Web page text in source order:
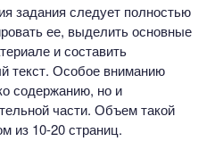
задания следует полностью
ее, выделить основные
и составить
текст. Особое вниманию
содержанию, но и
части. Объем такой
из 10-20 страниц.